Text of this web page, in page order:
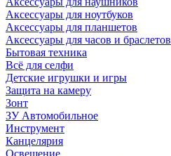
Аксессуары для ноутбуков
Аксессуары для планшетов
Аксессуары для часов и браслетов
Бытовая техника
Всё для селфи
Детские игрушки и игры
Защита на камеру
Зонт
ЗУ Автомобильное
Инструмент
Канцелярия
Освещение